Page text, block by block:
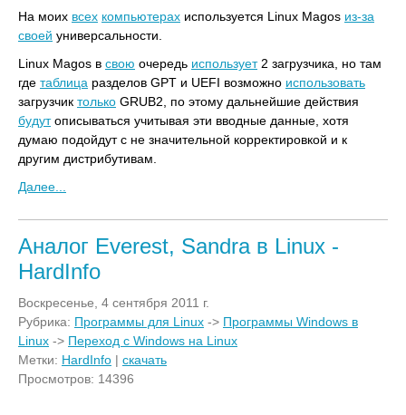
На моих всех компьютерах используется Linux Magos из-за
своей универсальности.
Linux Magos в свою очередь использует2 загрузчика, но там
где таблица разделов GPT и UEFI возможно использовать
загрузчик только GRUB2, по этому дальнейшие действия
будутописываться учитывая эти вводные данные, хотя
думаю подойдут с не значительной корректировкой и к
другим дистрибутивам.
Далее...
Аналог Everest, Sandra в Linux -
HardInfo
Воскресенье, 4 сентября 2011 г.
Рубрика: Программы для Linux -> Программы Windows в
Linux -> Переход с Windows на Linux
Метки: HardInfo | скачать
Просмотров: 14396